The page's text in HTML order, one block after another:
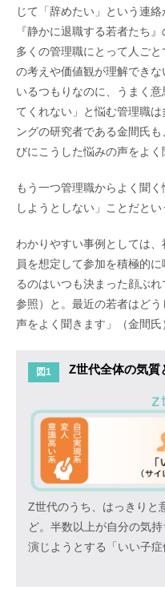
じて「辞めたい」という連
『静かに退職する若者たち
多くの管理職にとって人ご
の考えや価値観が理解でき
いるつもりなのに、うまく
てくれない」と悩む管理職
ングの研究者である金間氏
びにこうした悩みの声をよく
もう一つ管理職からよく聞
しようとしない」ことだとい
わかりやすい事例としては
員を想定して参加を積極的
るのはいつも決まった顔ぶ
参照）と。最近の若者はど
声をよく聞きます」（金間氏
図1 Z世代全体の気質
Z世代のうち、はっきりと
ど。半数以上が自分の気
演じようとする「いい子症